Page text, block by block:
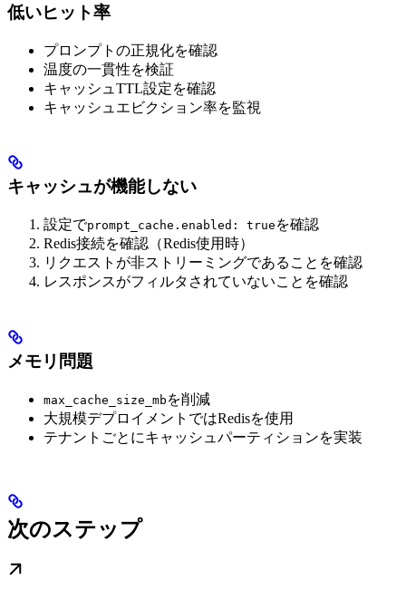
低いヒット率
プロンプトの正規化を確認
温度の一貫性を検証
キャッシュTTL設定を確認
キャッシュエビクション率を監視
キャッシュが機能しない
設定でprompt_cache.enabled: true を確認
Redis接続を確認（Redis使用時）
リクエストが非ストリーミングであることを確認
レスポンスがフィルタされていないことを確認
メモリ問題
max_cache_size_mb を削減
大規模デプロイメントではRedisを使用
テナントごとにキャッシュパーティションを実装
次のステップ